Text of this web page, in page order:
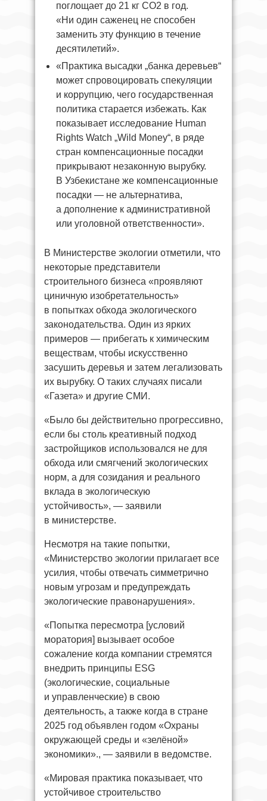
поглощает до 21 кг CO2 в год.
«Ни один саженец не способен
заменить эту функцию в течение
десятилетий».
«Практика высадки „банка деревьев“
может спровоцировать спекуляции
и коррупцию, чего государственная
политика старается избежать. Как
показывает исследование Human
Rights Watch „Wild Money“, в ряде
стран компенсационные посадки
прикрывают незаконную вырубку.
В Узбекистане же компенсационные
посадки — не альтернатива,
а дополнение к административной
или уголовной ответственности».
В Министерстве экологии отметили, что
некоторые представители
строительного бизнеса «проявляют
циничную изобретательность»
в попытках обхода экологического
законодательства. Один из ярких
примеров — прибегать к химическим
веществам, чтобы искусственно
засушить деревья и затем легализовать
их вырубку. О таких случаях писали
«Газета» и другие СМИ.
«Было бы действительно прогрессивно,
если бы столь креативный подход
застройщиков использовался не для
обхода или смягчений экологических
норм, а для созидания и реального
вклада в экологическую
устойчивость», — заявили
в министерстве.
Несмотря на такие попытки,
«Министерство экологии прилагает все
усилия, чтобы отвечать симметрично
новым угрозам и предупреждать
экологические правонарушения».
«Попытка пересмотра [условий
моратория] вызывает особое
сожаление когда компании стремятся
внедрить принципы ESG
(экологические, социальные
и управленческие) в свою
деятельность, а также когда в стране
2025 год объявлен годом «Охраны
окружающей среды и «зелёной»
экономики»., — заявили в ведомстве.
«Мировая практика показывает, что
устойчивое строительство